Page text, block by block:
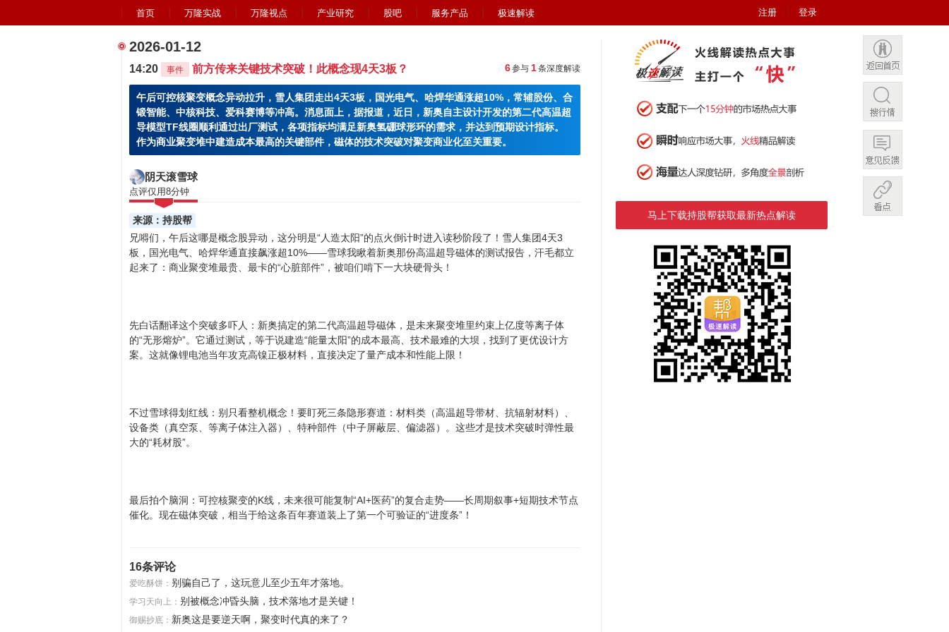
注册 登录
首页 万隆实战 万隆视点 产业研究 股吧 服务产品 极速解读
2026-01-12
14:20 事件 前方传来关键技术突破！此概念现4天3板？ 6参与 1条深度解读
午后可控核聚变概念异动拉升，雪人集团走出4天3板，国光电气、哈焊华通涨超10%，常辅股份、合
锻智能、中核科技、爱科赛博等冲高。消息面上，据报道，近日，新奥自主设计开发的第二代高温超
导模型TF线圈顺利通过出厂测试，各项指标均满足新奥氢硼球形环的需求，并达到预期设计指标。
作为商业聚变堆中建造成本最高的关键部件，磁体的技术突破对聚变商业化至关重要。
阴天滚雪球
点评仅用8分钟
来源：持股帮
兄嘚们，午后这哪是概念股异动，这分明是“人造太阳”的点火倒计时进入读秒阶段了！雪人集团4天3
板，国光电气、哈焊华通直接飙涨超10%——雪球我瞅着新奥那份高温超导磁体的测试报告，汗毛都立
起来了：商业聚变堆最贵、最卡的“心脏部件”，被咱们啃下一大块硬骨头！
先白话翻译这个突破多吓人：新奥搞定的第二代高温超导磁体，是未来聚变堆里约束上亿度等离子体
的“无形熔炉”。它通过测试，等于说建造“能量太阳”的成本最高、技术最难的大坝，找到了更优设计方
案。这就像锂电池当年攻克高镍正极材料，直接决定了量产成本和性能上限！
不过雪球得划红线：别只看整机概念！要盯死三条隐形赛道：材料类（高温超导带材、抗辐射材料）、
设备类（真空泵、等离子体注入器）、特种部件（中子屏蔽层、偏滤器）。这些才是技术突破时弹性最
大的“耗材股”。
最后拍个脑洞：可控核聚变的K线，未来很可能复制“AI+医药”的复合走势——长周期叙事+短期技术节点
催化。现在磁体突破，相当于给这条百年赛道装上了第一个可验证的“进度条”！
16条评论
爱吃酥饼： 别骗自己了，这玩意儿至少五年才落地。
学习天向上： 别被概念冲昏头脑，技术落地才是关键！
御赐抄底： 新奥这是要逆天啊，聚变时代真的来了？
马上下载持股帮获取最新热点解读